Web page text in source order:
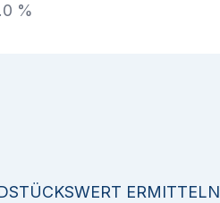
%
ERMITTELN